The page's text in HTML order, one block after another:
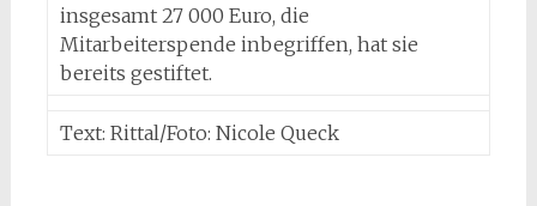
insgesamt 27 000 Euro, die
Mitarbeiterspende inbegriffen, hat sie
bereits gestiftet.
Text: Rittal/Foto: Nicole Queck